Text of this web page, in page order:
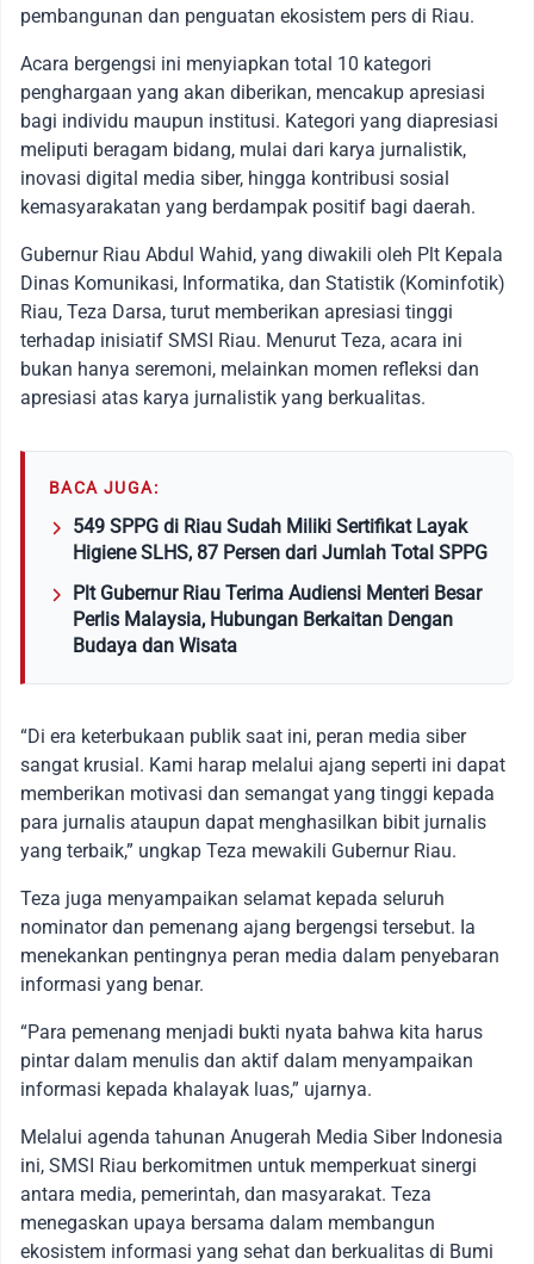
pembangunan dan penguatan ekosistem pers di Riau.
Acara bergengsi ini menyiapkan total 10 kategori
penghargaan yang akan diberikan, mencakup apresiasi
bagi individu maupun institusi. Kategori yang diapresiasi
meliputi beragam bidang, mulai dari karya jurnalistik,
inovasi digital media siber, hingga kontribusi sosial
kemasyarakatan yang berdampak positif bagi daerah.
Gubernur Riau Abdul Wahid, yang diwakili oleh Plt Kepala
Dinas Komunikasi, Informatika, dan Statistik (Kominfotik)
Riau, Teza Darsa, turut memberikan apresiasi tinggi
terhadap inisiatif SMSI Riau. Menurut Teza, acara ini
bukan hanya seremoni, melainkan momen refleksi dan
apresiasi atas karya jurnalistik yang berkualitas.
BACA JUGA:
549 SPPG di Riau Sudah Miliki Sertifikat Layak
Higiene SLHS, 87 Persen dari Jumlah Total SPPG
Plt Gubernur Riau Terima Audiensi Menteri Besar
Perlis Malaysia, Hubungan Berkaitan Dengan
Budaya dan Wisata
“Di era keterbukaan publik saat ini, peran media siber
sangat krusial. Kami harap melalui ajang seperti ini dapat
memberikan motivasi dan semangat yang tinggi kepada
para jurnalis ataupun dapat menghasilkan bibit jurnalis
yang terbaik,” ungkap Teza mewakili Gubernur Riau.
Teza juga menyampaikan selamat kepada seluruh
nominator dan pemenang ajang bergengsi tersebut. Ia
menekankan pentingnya peran media dalam penyebaran
informasi yang benar.
“Para pemenang menjadi bukti nyata bahwa kita harus
pintar dalam menulis dan aktif dalam menyampaikan
informasi kepada khalayak luas,” ujarnya.
Melalui agenda tahunan Anugerah Media Siber Indonesia
ini, SMSI Riau berkomitmen untuk memperkuat sinergi
antara media, pemerintah, dan masyarakat. Teza
menegaskan upaya bersama dalam membangun
ekosistem informasi yang sehat dan berkualitas di Bumi